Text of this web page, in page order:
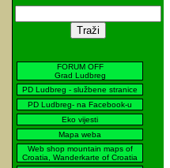
FORUM OFF
Grad Ludbreg
PD Ludbreg - službene stranice
PD Ludbreg- na Facebook-u
Eko vijesti
Mapa weba
Web shop mountain maps of
Croatia, Wanderkarte of Croatia